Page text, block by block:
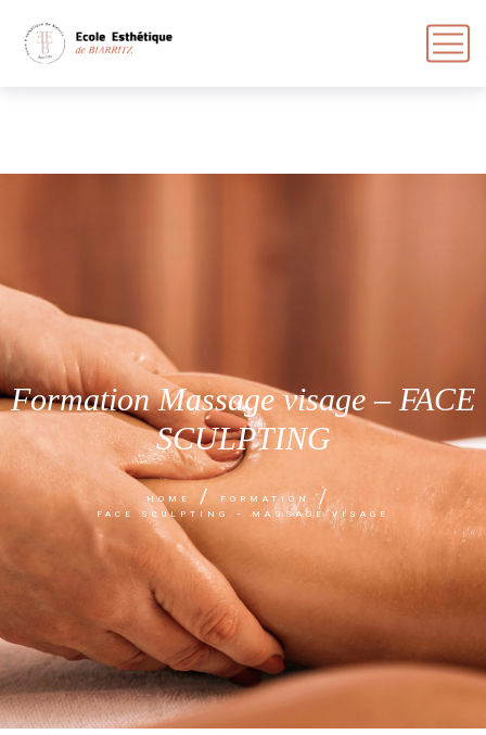
Formation Massage visage – FACE
SCULPTING
HOME
FORMATION
FACE SCULPTING – MASSAGE VISAGE